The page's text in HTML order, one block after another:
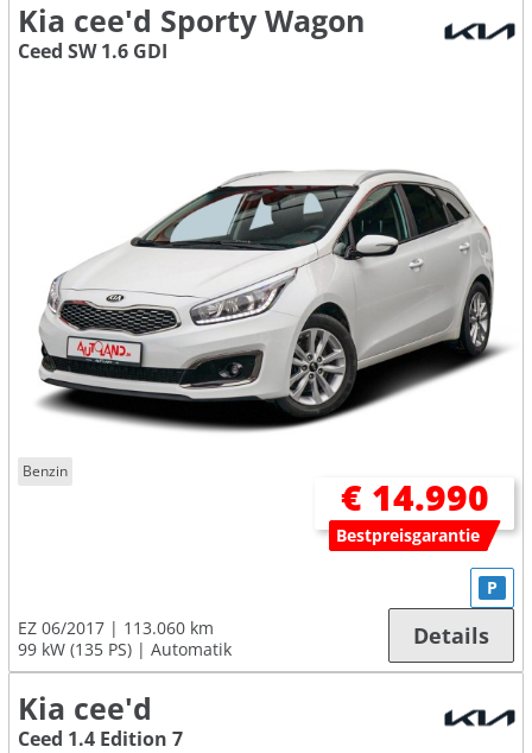
Kia cee'd Sporty Wagon
Ceed SW 1.6 GDI
Benzin
€ 14.990
Bestpreisgarantie
EZ 06/2017
113.060 km
99 kW (135 PS)
Automatik
P
Details
Kia cee'd
Ceed 1.4 Edition 7